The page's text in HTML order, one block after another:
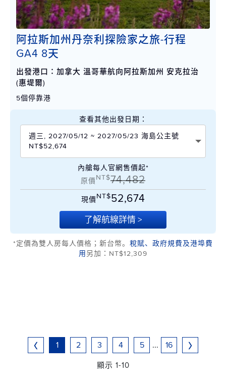
阿拉斯加州丹奈利探險家之旅-行程
GA4 8天
出發港口：加拿大 溫哥華航向阿拉斯加州 安克拉治
(惠堤爾)
5個停靠港
查看其他出發日期：
週三, 2027/05/12 ~ 2027/05/23 海島公主號
NT$52,674
內艙每人官網售價起*
原價NT$74,482
現價NT$52,674
了解航線詳情 >
*定價為雙人房每人價格；新台幣。 稅賦、政府規費及港埠費
用 另加：NT$12,309
1 2 3 4 5 ... 16
顯示 1-10